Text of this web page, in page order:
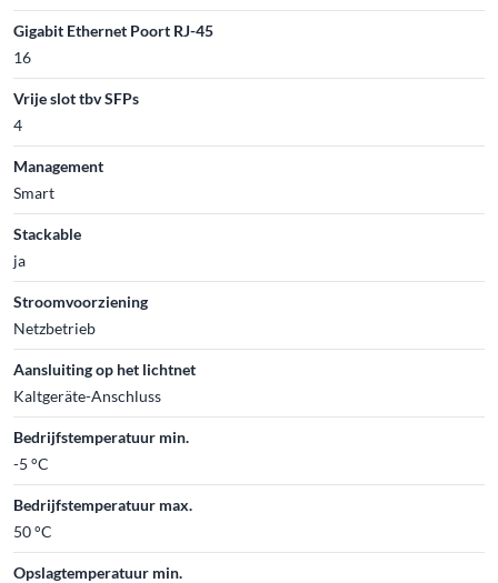
Gigabit Ethernet Poort RJ-45
16
Vrije slot tbv SFPs
4
Management
Smart
Stackable
ja
Stroomvoorziening
Netzbetrieb
Aansluiting op het lichtnet
Kaltgeräte-Anschluss
Bedrijfstemperatuur min.
-5 °C
Bedrijfstemperatuur max.
50 °C
Opslagtemperatuur min.